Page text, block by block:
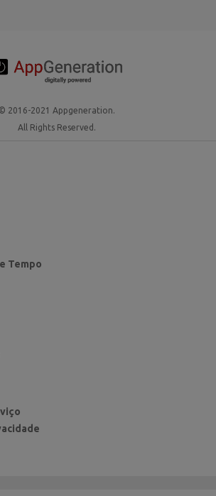
© 2016-2021 Appgeneration.
All Rights Reserved.
Tempo